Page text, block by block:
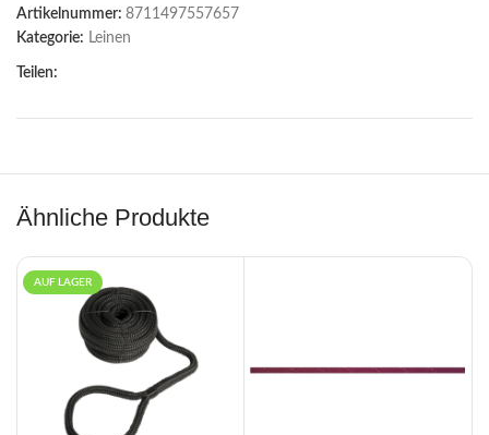
Artikelnummer: 8711497557657
Kategorie: Leinen
Teilen:
Ähnliche Produkte
AUF LAGER